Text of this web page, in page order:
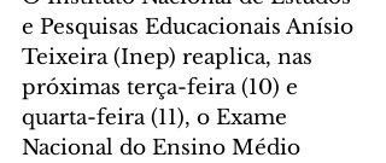
e Pesquisas Educacionais Anísio
Teixeira (Inep) reaplica, nas
próximas terça-feira (10) e
quarta-feira (11), o Exame
Nacional do Ensino Médio